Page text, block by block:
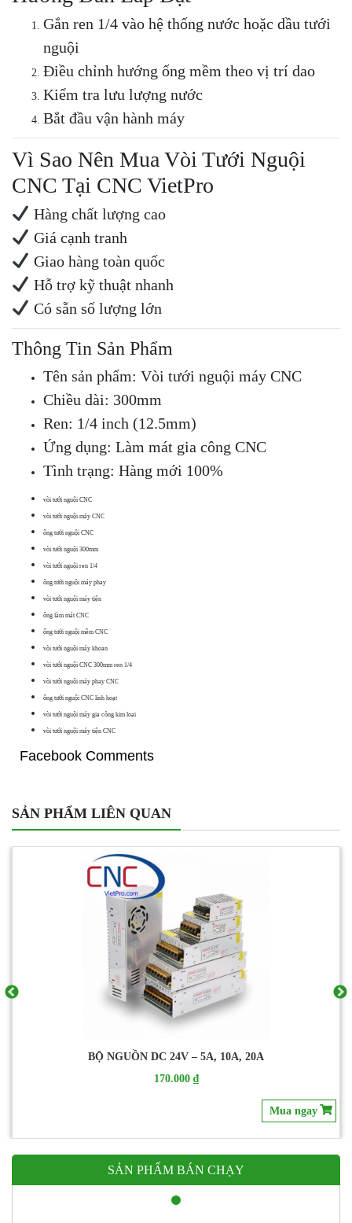
Gắn ren 1/4 vào hệ thống nước hoặc dầu tưới
nguội
Điều chỉnh hướng ống mềm theo vị trí dao
Kiểm tra lưu lượng nước
Bắt đầu vận hành máy
Vì Sao Nên Mua Vòi Tưới Nguội
CNC Tại CNC VietPro
Hàng chất lượng cao
Giá cạnh tranh
Giao hàng toàn quốc
Hỗ trợ kỹ thuật nhanh
Có sẵn số lượng lớn
Thông Tin Sản Phẩm
Tên sản phẩm: Vòi tưới nguội máy CNC
Chiều dài: 300mm
Ren: 1/4 inch (12.5mm)
Ứng dụng: Làm mát gia công CNC
Tình trạng: Hàng mới 100%
vòi tưới nguội CNC
vòi tưới nguội máy CNC
ống tưới nguội CNC
vòi tưới nguội 300mm
vòi tưới nguội ren 1/4
ống tưới nguội máy phay
vòi tưới nguội máy tiện
ống làm mát CNC
ống tưới nguội mềm CNC
vòi tưới nguội máy khoan
vòi tưới nguội CNC 300mm ren 1/4
vòi tưới nguội máy phay CNC
ống tưới nguội CNC linh hoạt
vòi tưới nguội máy gia công kim loại
vòi tưới nguội máy tiện CNC
Facebook Comments
SẢN PHẨM LIÊN QUAN
Bộ Lọc Nhiễu Cho Máy CNC CW4L2-R
200.000 ₫
Mua ngay
SẢN PHẨM BÁN CHẠY